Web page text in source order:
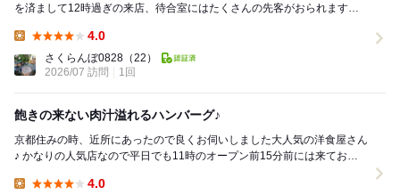
を済まして12時過ぎの来店、待合室にはたくさんの先客がおられます。
4.0
さくらんぼ0828 （22）
2026/07 訪問
1回
飽きの来ない肉汁溢れるハンバーグ♪
京都住みの時、近所にあったので良くお伺いしました大人気の洋食屋さん
♪ かなりの人気店なので平日でも11時のオープン前15分前には来てお店
4.0